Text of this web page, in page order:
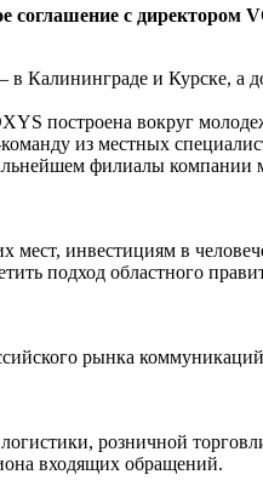
соглашение с
Калининграде и Курске, а
построена вокруг
из местных
филиалы компании
инвестициям в
подход областного
рынка
розничной
входящих обращений.